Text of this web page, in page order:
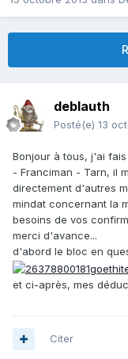
deblauth
Posté(e) 13
Bonjour à tous, j'ai
- Franciman - Tarn, il
directement d'autres
mindat concernant la
besoins de vos
merci d'avance...
d'abord le bloc en
et ci-après, mes
Citer